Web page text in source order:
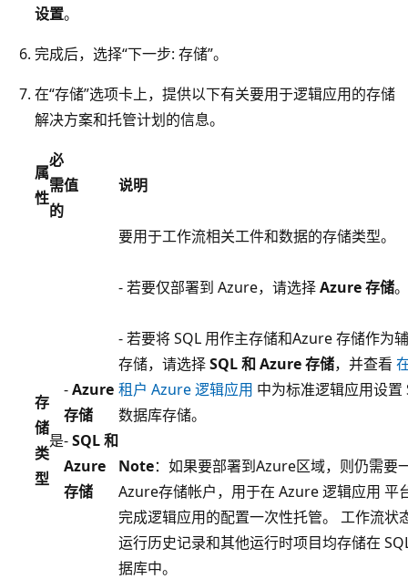
设置。
完成后，选择“下一步: 存储”。
在“存储”选项卡上，提供以下有关要用于逻辑应用的存储
解决方案和托管计划的信息。
属
性
必
需
的
值 说明
存
储
类
型
是
-Azure
存储
-SQL 和
Azure
存储
要用于工作流相关工件和数据的存储类型。
- 若要仅部署到 Azure，请选择Azure 存储。
- 若要将 SQL 用作主存储和Azure 存储作为
存储，请选择SQL 和 Azure 存储，并查看
租户 Azure 逻辑应用 中为标准逻辑应用设置
数据库存储。
Note：如果要部署到Azure区域，则仍需要
Azure存储帐户，用于在 Azure 逻辑应用 平
完成逻辑应用的配置一次性托管。 工作流状
运行历史记录和其他运行时项目均存储在
据库中。